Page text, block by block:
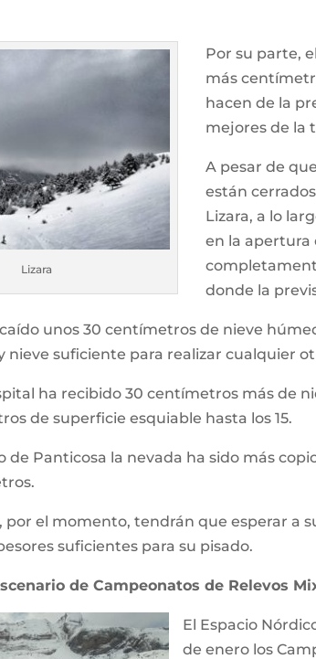
Lizara
Por su parte,
más
hacen de la
mejores de la
A pesar de
están
Lizara, a lo
en la apertura
donde la
unos 30 centímetros de nieve
nieve suficiente para realizar cualquier
ha recibido 30 centímetros más de
de superficie esquiable hasta los 15.
de Panticosa la nevada ha sido más
por el momento, tendrán que esperar a
suficientes para su pisado.
de Campeonatos de Relevos
El Espacio
de enero los